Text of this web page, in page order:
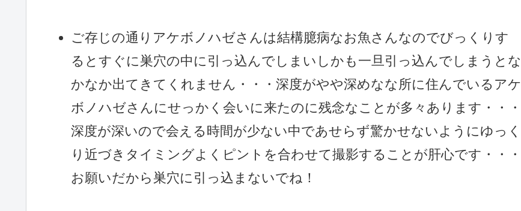
ご存じの通りアケボノハゼさんは結構臆病なお魚さんなのでびっくりす
るとすぐに巣穴の中に引っ込んでしまいしかも一旦引っ込んでしまうとな
かなか出てきてくれません・・・深度がやや深めなな所に住んでいるアケ
ボノハゼさんにせっかく会いに来たのに残念なことが多々あります・・・
深度が深いので会える時間が少ない中であせらず驚かせないようにゆっく
り近づきタイミングよくピントを合わせて撮影することが肝心です・・・
お願いだから巣穴に引っ込まないでね！